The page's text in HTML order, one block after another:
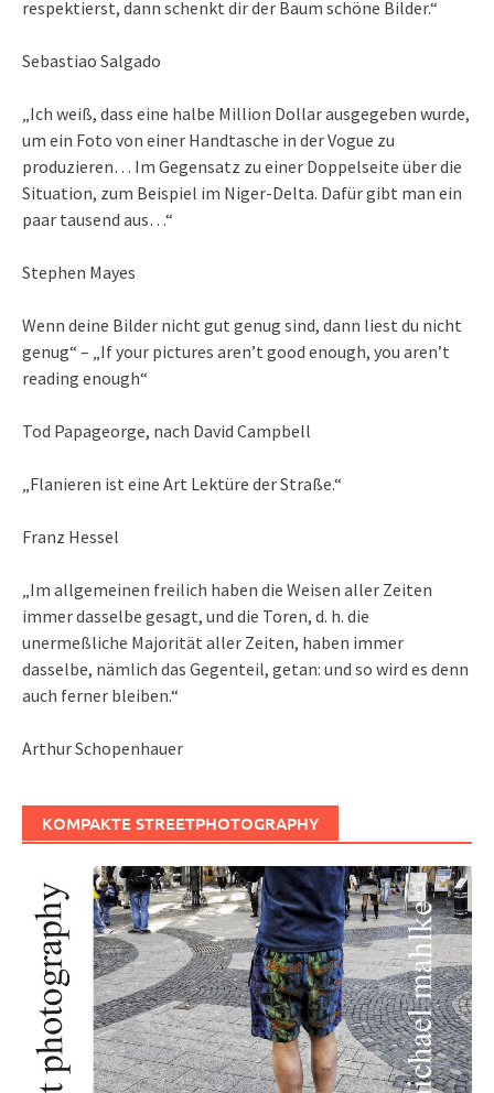
respektierst, dann schenkt dir der Baum schöne Bilder.“
Sebastiao Salgado
„Ich weiß, dass eine halbe Million Dollar ausgegeben wurde,
um ein Foto von einer Handtasche in der Vogue zu
produzieren… Im Gegensatz zu einer Doppelseite über die
Situation, zum Beispiel im Niger-Delta. Dafür gibt man ein
paar tausend aus…“
Stephen Mayes
Wenn deine Bilder nicht gut genug sind, dann liest du nicht
genug“ – „If your pictures aren’t good enough, you aren’t
reading enough“
Tod Papageorge, nach David Campbell
„Flanieren ist eine Art Lektüre der Straße.“
Franz Hessel
„Im allgemeinen freilich haben die Weisen aller Zeiten
immer dasselbe gesagt, und die Toren, d. h. die
unermeßliche Majorität aller Zeiten, haben immer
dasselbe, nämlich das Gegenteil, getan: und so wird es denn
auch ferner bleiben.“
Arthur Schopenhauer
KOMPAKTE STREETPHOTOGRAPHY